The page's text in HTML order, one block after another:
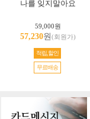
나를 잊지말아요
59,000원
57,230원(회원가)
적립,할인
무료배송